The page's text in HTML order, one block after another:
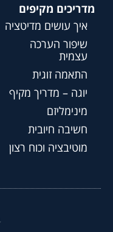
מדריכים מקיפים
איך עושים מדיטציה
שיפור הערכה
עצמית
התאמה זוגית
יוגה – מדריך מקיף
מינימליזם
חשיבה חיובית
מוטיבציה וכוח רצון